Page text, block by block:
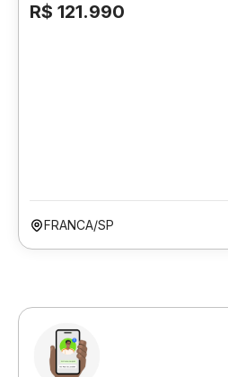
R$ 121.990
FRANCA/SP